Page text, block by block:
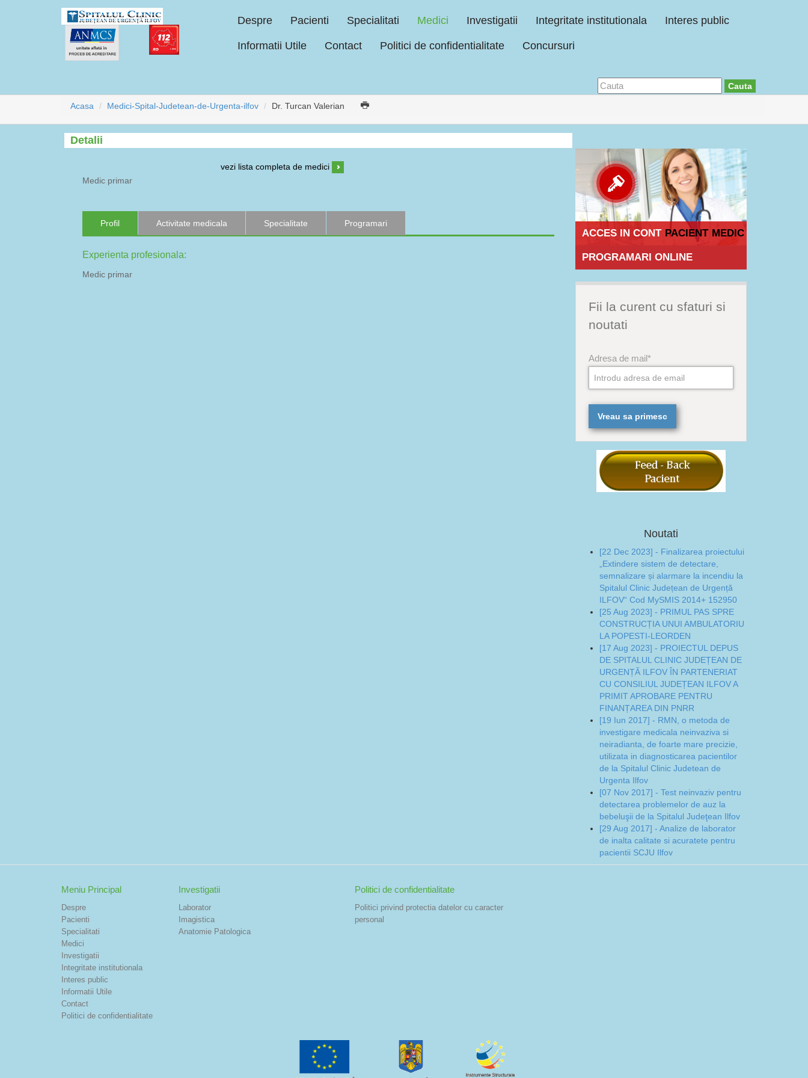
Despre Pacienti Specialitati Medici Investigatii Integritate institutionala Interes public
Informatii Utile Contact Politici de confidentialitate Concursuri
Cauta
Acasa Medici-Spital-Judetean-de-Urgenta-ilfov Dr. Turcan Valerian
Detalii
vezi lista completa de medici
Medic primar
Profil Activitate medicala Specialitate Programari
Experienta profesionala:
Medic primar
ACCES IN CONT PACIENT MEDIC
PROGRAMARI ONLINE
Fii la curent cu sfaturi si
noutati
Adresa de mail*
Noutati
[22 Dec 2023] - Finalizarea proiectului
„Extindere sistem de detectare,
semnalizare și alarmare la incendiu la
Spitalul Clinic Județean de Urgență
ILFOV“ Cod MySMIS 2014+ 152950
[25 Aug 2023] - PRIMUL PAS SPRE
CONSTRUCȚIA UNUI AMBULATORIU
LA POPESTI-LEORDEN
[17 Aug 2023] - PROIECTUL DEPUS
DE SPITALUL CLINIC JUDEȚEAN DE
URGENȚĂ ILFOV ÎN PARTENERIAT
CU CONSILIUL JUDEȚEAN ILFOV A
PRIMIT APROBARE PENTRU
FINANȚAREA DIN PNRR
[19 Iun 2017] - RMN, o metoda de
investigare medicala neinvaziva si
neiradianta, de foarte mare precizie,
utilizata in diagnosticarea pacientilor
de la Spitalul Clinic Judetean de
Urgenta Ilfov
[07 Nov 2017] - Test neinvaziv pentru
detectarea problemelor de auz la
bebeluşii de la Spitalul Judeţean Ilfov
[29 Aug 2017] - Analize de laborator
de inalta calitate si acuratete pentru
pacientii SCJU Ilfov
Meniu Principal
Despre
Pacienti
Specialitati
Medici
Investigatii
Integritate institutionala
Interes public
Informatii Utile
Contact
Politici de confidentialitate
Investigatii
Laborator
Imagistica
Anatomie Patologica
Politici de confidentialitate
Politici privind protectia datelor cu caracter
personal